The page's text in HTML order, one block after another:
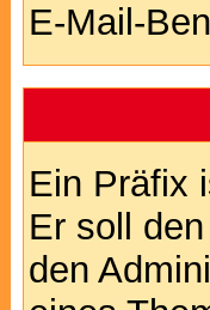
E-Mail-
Ein Präfix
Er soll
den